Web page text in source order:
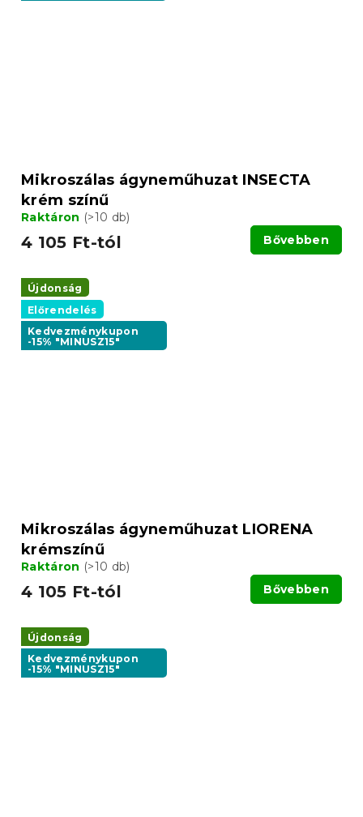
Mikroszálas ágyneműhuzat INSECTA
krém színű
Raktáron (>10 db)
4 105 Ft-tól Bővebben
Újdonság
Előrendelés
Kedvezménykupon
-15% "MINUSZ15"
Mikroszálas ágyneműhuzat LIORENA
krémszínű
Raktáron (>10 db)
4 105 Ft-tól Bővebben
Újdonság
Kedvezménykupon
-15% "MINUSZ15"